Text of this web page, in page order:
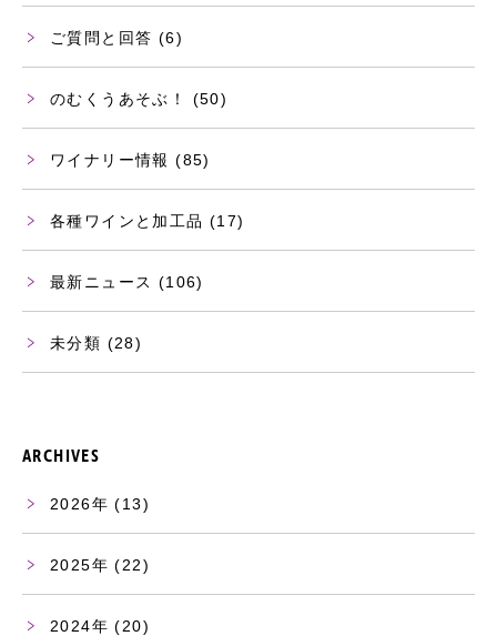
ご質問と回答 (6)
のむくうあそぶ！ (50)
ワイナリー情報 (85)
各種ワインと加工品 (17)
最新ニュース (106)
未分類 (28)
ARCHIVES
2026 (13)
2025 (22)
2024 (20)